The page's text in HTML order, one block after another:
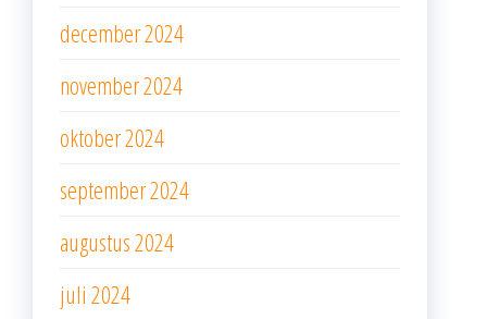
december 2024
november 2024
oktober 2024
september 2024
augustus 2024
juli 2024